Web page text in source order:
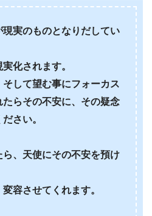
実のものとなりだしてい
化されます。
して望む事にフォーカス
たらその不安に、その疑念
さい。
、天使にその不安を預け
容させてくれます。